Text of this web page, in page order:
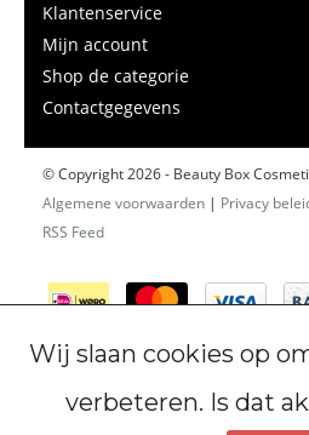
Klantenservice
Mijn account
Shop de categorie
Contactgegevens
© Copyright 2026 - Beauty Box
Algemene voorwaarden | Privacy
RSS Feed
Wij slaan cookies op
verbeteren. Is dat